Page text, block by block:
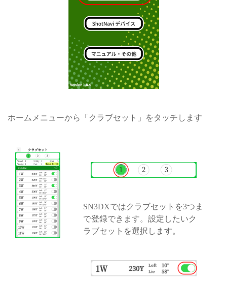
ホームメニューから「クラブセット」をタッチします
SN3DXではクラブセットを3つま
で登録できます。設定したいク
ラブセットを選択します。